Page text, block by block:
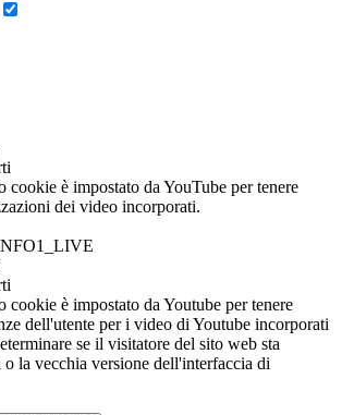
cookie è impostato da YouTube per tenere
dei video incorporati.
cookie è impostato da Youtube per tenere
dell'utente per i video di Youtube incorporati
se il visitatore del sito web sta
la vecchia versione dell'interfaccia di